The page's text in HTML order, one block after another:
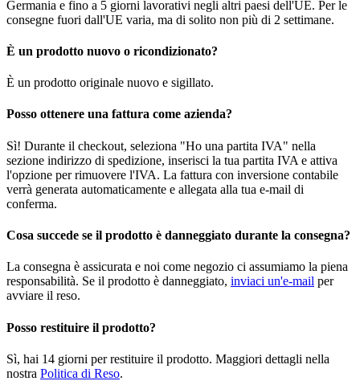
Germania e fino a 5 giorni lavorativi negli altri paesi dell'UE. Per le
consegne fuori dall'UE varia, ma di solito non più di 2 settimane.
È un prodotto nuovo o ricondizionato?
È un prodotto originale nuovo e sigillato.
Posso ottenere una fattura come azienda?
Sì! Durante il checkout, seleziona "Ho una partita IVA" nella
sezione indirizzo di spedizione, inserisci la tua partita IVA e attiva
l'opzione per rimuovere l'IVA. La fattura con inversione contabile
verrà generata automaticamente e allegata alla tua e-mail di
conferma.
Cosa succede se il prodotto è danneggiato durante la consegna?
La consegna è assicurata e noi come negozio ci assumiamo la piena
responsabilità. Se il prodotto è danneggiato, inviaci un'e-mail per
avviare il reso.
Posso restituire il prodotto?
Sì, hai 14 giorni per restituire il prodotto. Maggiori dettagli nella
nostra Politica di Reso.